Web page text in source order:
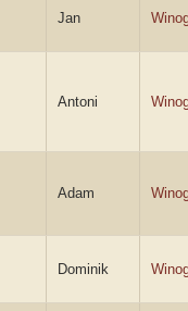
Jan
Antoni
Adam
Dominik